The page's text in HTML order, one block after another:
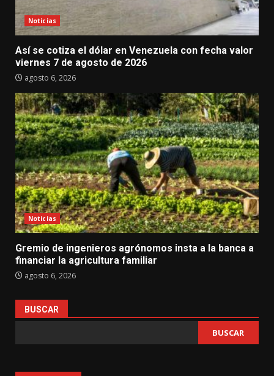
Noticias
Así se cotiza el dólar en Venezuela con fecha valor
viernes 7 de agosto de 2026
agosto 6, 2026
Noticias
Gremio de ingenieros agrónomos insta a la banca a
financiar la agricultura familiar
agosto 6, 2026
BUSCAR
BUSCAR